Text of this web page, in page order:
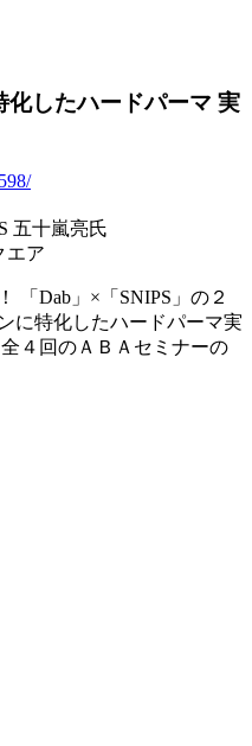
化したハードパーマ 実
五十嵐亮氏
エア
「Dab」×「SNIPS」の２
に特化したハードパーマ実
４回のＡＢＡセミナーの